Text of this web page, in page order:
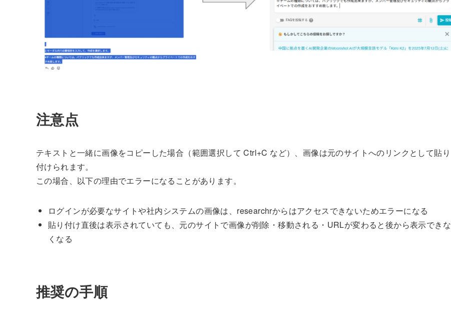
注意点
テキストと一緒に画像をコピーした場合（範囲選択して Ctrl+C など）、画像は元のサイトへのリンクとして貼り
付けられます。
この場合、以下の理由でエラーになることがあります。
ログインが必要なサイトや社内システムの画像は、researchrからはアクセスできないためエラーになる
貼り付け直後は表示されていても、元のサイトで画像が削除・移動される・URLが変わると後から表示できな
くなる
推奨の手順